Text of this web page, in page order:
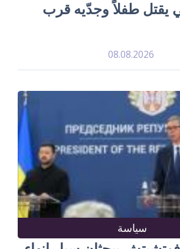
طفلاً وجدّيه قرب
08.08.2026
سياسة